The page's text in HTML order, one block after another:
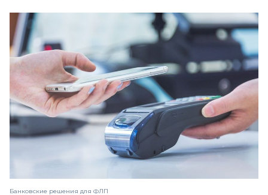
Банковские решения для ФЛП